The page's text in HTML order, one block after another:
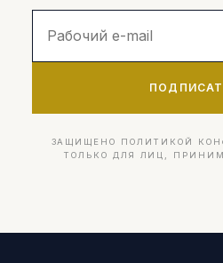
ЗАЩИЩЕНО ПОЛИТИКОЙ
ТОЛЬКО ДЛЯ ЛИЦ,